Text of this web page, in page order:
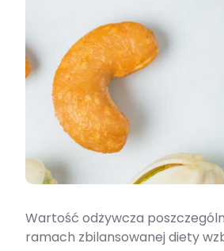
Wartość odżywcza
ramach zbilansowanej diety